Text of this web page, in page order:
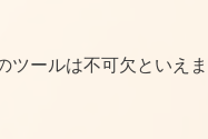
ツールは不可欠といえま